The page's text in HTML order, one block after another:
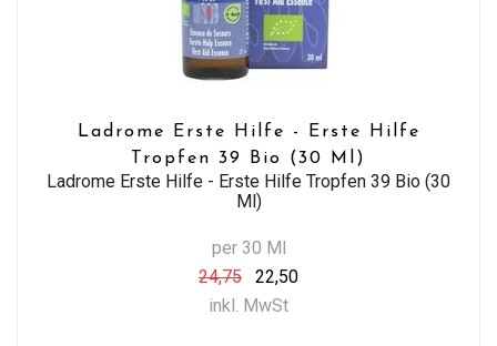
Ladrome Erste Hilfe - Erste Hilfe
Tropfen 39 Bio (30 Ml)
Ladrome Erste Hilfe - Erste Hilfe Tropfen 39 Bio (30
Ml)
per 30 Ml
24,75
22,50
inkl. MwSt